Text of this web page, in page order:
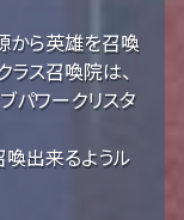
から英雄を召喚
ス召喚院は、
パワークリスタ
出来るようル